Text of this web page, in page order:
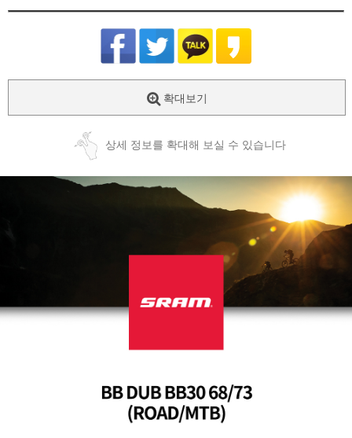
확대보기
상세 정보를 확대해 보실 수 있습니다